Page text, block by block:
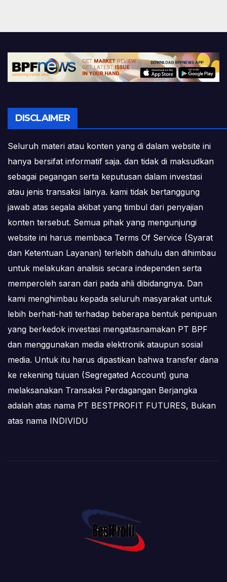
DISCLAIMER
Seluruh materi atau konten yang di dalam website ini
hanya bersifat informatif saja. dan tidak di maksudkan
sebagai pegangan serta keputusan dalam investasi
atau jenis transaksi lainya. kami tidak bertanggung
jawab atas segala akibat yang timbul dari penyajian
konten tersebut. Semua pihak yang mengunjungi
website ini harus membaca Terms Of Service (Syarat
dan Ketentuan Layanan) terlebih dahulu dan dihimbau
untuk melakukan analisis secara independen serta
memperoleh saran dari pada ahli dibidangnya. Dan
kami menghimbau kepada seluruh masyarakat untuk
lebih berhati-hati terhadap beberapa bentuk penipuan
yang berkedok investasi mengatasnamakan PT BPF
dan menggunakan media elektronik ataupun sosial
media. Untuk itu harus dipastikan bahwa transfer dana
ke rekening tujuan (Segregated Account) guna
melaksanakan Transaksi Perdagangan Berjangka
adalah atas nama PT BESTPROFIT FUTURES, Bukan
atas nama INDIVIDU